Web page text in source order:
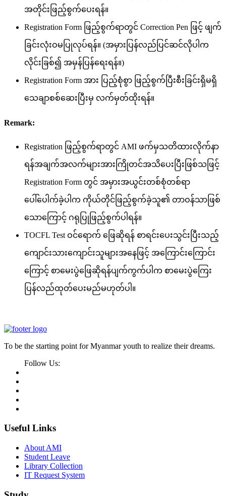
အတိုင်းဖြည့်စွက်ပေးရန်။
Registration Form ဖြည့်စွက်ရာတွင် Correction Pen ဖြင့် ဖျက်
ခြင်းလုံးဝမပြုလုပ်ရန်။ (အမှားပြန်လည်ပြင်ဆင်လိုပါက
လိုင်းခြစ်၍ အမှန်ပြန်ရေးရန်။)
Registration Form အား ပြည့်စုံစွာ ဖြည့်စွက်ပြီးစီးခြင်းရှိမရှိ
သေချာစစ်ဆေးပြီးမှ လက်မှတ်ထိုးရန်။
Remark:
Registration ဖြည့်စွက်ရာတွင် AMI ဖက်မှသတိထားလိုက်နာ
ရန်အချက်အလက်များအားကြိုတင်အသိပေးပြီးဖြစ်သဖြင့်
Registration Form တွင် အမှားအယွင်းတစ်စုံတစ်ရာ
ပေါ်ပေါက်ခဲ့ပါက ကိုယ်တိုင်ဖြည့်စွက်ခဲ့သူ၏ တာဝန်သာဖြစ်
သောကြောင့် ဂရုပြုဖြည့်စွက်ပါရန်။
TOCFL Test ဝင်ရောက် ဖြေဆိုရန် စာရင်းပေးသွင်းပြီးသည့်
ကျောင်းသားကျောင်းသူများအနေဖြင့် အကြောင်းကြောင်း
ကြောင့် စာမေးပွဲဖြေဆိုရန်ပျက်ကွက်ပါက စာမေးပွဲကြေး
ပြန်လည်ထုတ်ပေးမည်မဟုတ်ပါ။
To be the starting point for Myanmar youth to realize their dreams.
Follow Us:
Useful Links
About AMI
Student Leave
Library Collection
IT Request System